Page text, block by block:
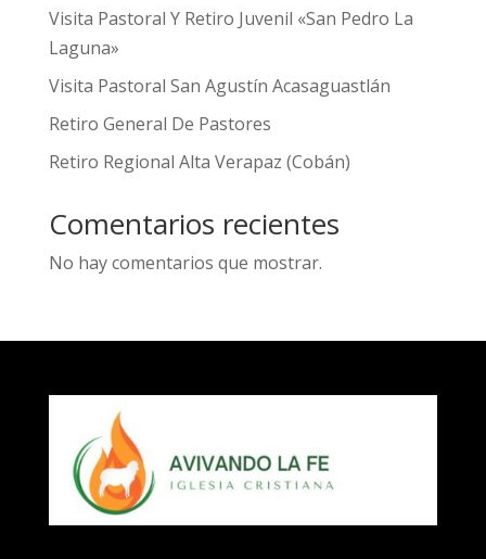
Visita Pastoral Y Retiro Juvenil «San Pedro La
Laguna»
Visita Pastoral San Agustín Acasaguastlán
Retiro General De Pastores
Retiro Regional Alta Verapaz (Cobán)
Comentarios recientes
No hay comentarios que mostrar.